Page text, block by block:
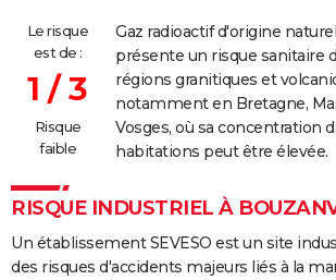
Le risque
est de :
1 / 3
Risque
faible
Gaz radioactif d'origine
présente un risque sanitaire
régions granitiques et
notamment en Bretagne,
Vosges, où sa concentration
habitations peut être élevée.
RISQUE INDUSTRIEL À
Un établissement SEVESO est un site
des risques d'accidents majeurs liés à la